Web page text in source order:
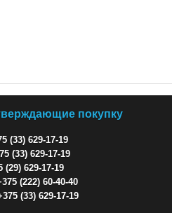
покупку
(33) 629-17-19
(33) 629-17-19
(29) 629-17-19
(222) 60-40-40
(33) 629-17-19